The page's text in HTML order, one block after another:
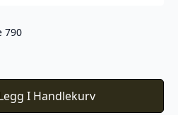
790
I Handlekurv